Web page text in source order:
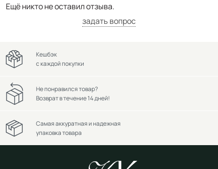
Ещё никто не оставил отзыва.
задать вопрос
Кешбэк
с каждой покупки
Не понравился товар?
Возврат в течение 14 дней!
Самая аккуратная и надежная
упаковка товара